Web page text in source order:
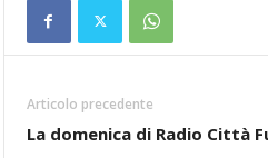
Articolo precedente
La domenica di Radio Città